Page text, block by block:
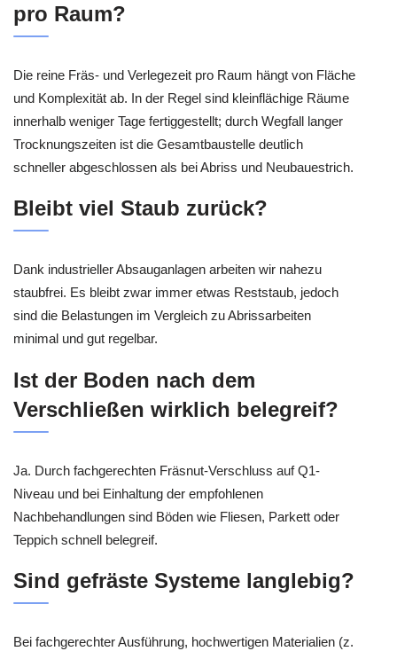
pro Raum?
Die reine Fräs- und Verlegezeit pro Raum hängt von Fläche
und Komplexität ab. In der Regel sind kleinflächige Räume
innerhalb weniger Tage fertiggestellt; durch Wegfall langer
Trocknungszeiten ist die Gesamtbaustelle deutlich
schneller abgeschlossen als bei Abriss und Neubauestrich.
Bleibt viel Staub zurück?
Dank industrieller Absauganlagen arbeiten wir nahezu
staubfrei. Es bleibt zwar immer etwas Reststaub, jedoch
sind die Belastungen im Vergleich zu Abrissarbeiten
minimal und gut regelbar.
Ist der Boden nach dem
Verschließen wirklich belegreif?
Ja. Durch fachgerechten Fräsnut-Verschluss auf Q1-
Niveau und bei Einhaltung der empfohlenen
Nachbehandlungen sind Böden wie Fliesen, Parkett oder
Teppich schnell belegreif.
Sind gefräste Systeme langlebig?
Bei fachgerechter Ausführung, hochwertigen Materialien (z.